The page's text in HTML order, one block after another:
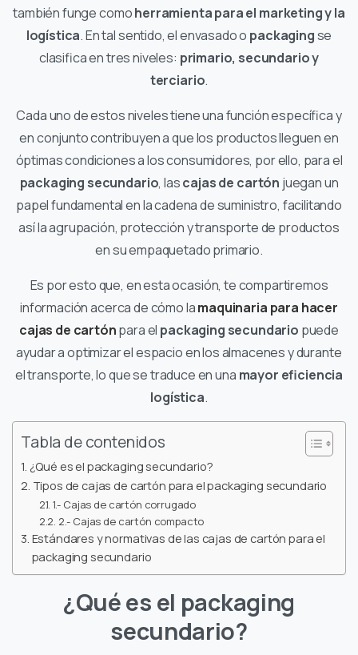
también funge comoherramienta para el marketing y la
logística. En tal sentido, el envasado o packagingse
clasifica en tres niveles: primario, secundario y
terciario.
Cada uno de estos niveles tiene una función específica y
en conjunto contribuyen a que los productos lleguen en
óptimas condiciones a los consumidores, por ello, para el
packaging secundario, lascajas de cartón juegan un
papel fundamental en la cadena de suministro, facilitando
así la agrupación, protección y transporte de productos
en su empaquetado primario.
Es por esto que, en esta ocasión, te compartiremos
información acerca de cómo lamaquinaria para hacer
cajas de cartónpara el packaging secundario puede
ayudar a optimizar el espacio en los almacenes y durante
el transporte, lo que se traduce en una mayor eficiencia
logística.
Tabla de contenidos
¿Qué es el packaging secundario?
Tipos de cajas de cartón para el packaging secundario
1.- Cajas de cartón corrugado
2.- Cajas de cartón compacto
Estándares y normativas de las cajas de cartón para el
packaging secundario
¿Qué es el packaging
secundario?